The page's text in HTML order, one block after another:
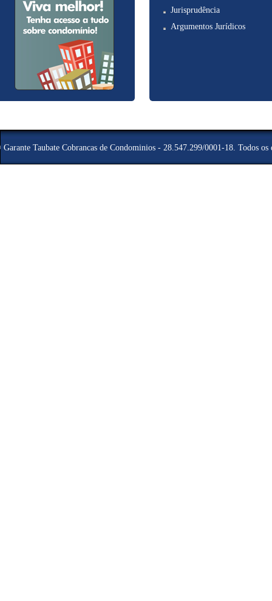
Jurisprudência
Argumentos Jurídicos
Garante Taubate Cobrancas de Condominios - 28.547.299/0001-18. Todos os